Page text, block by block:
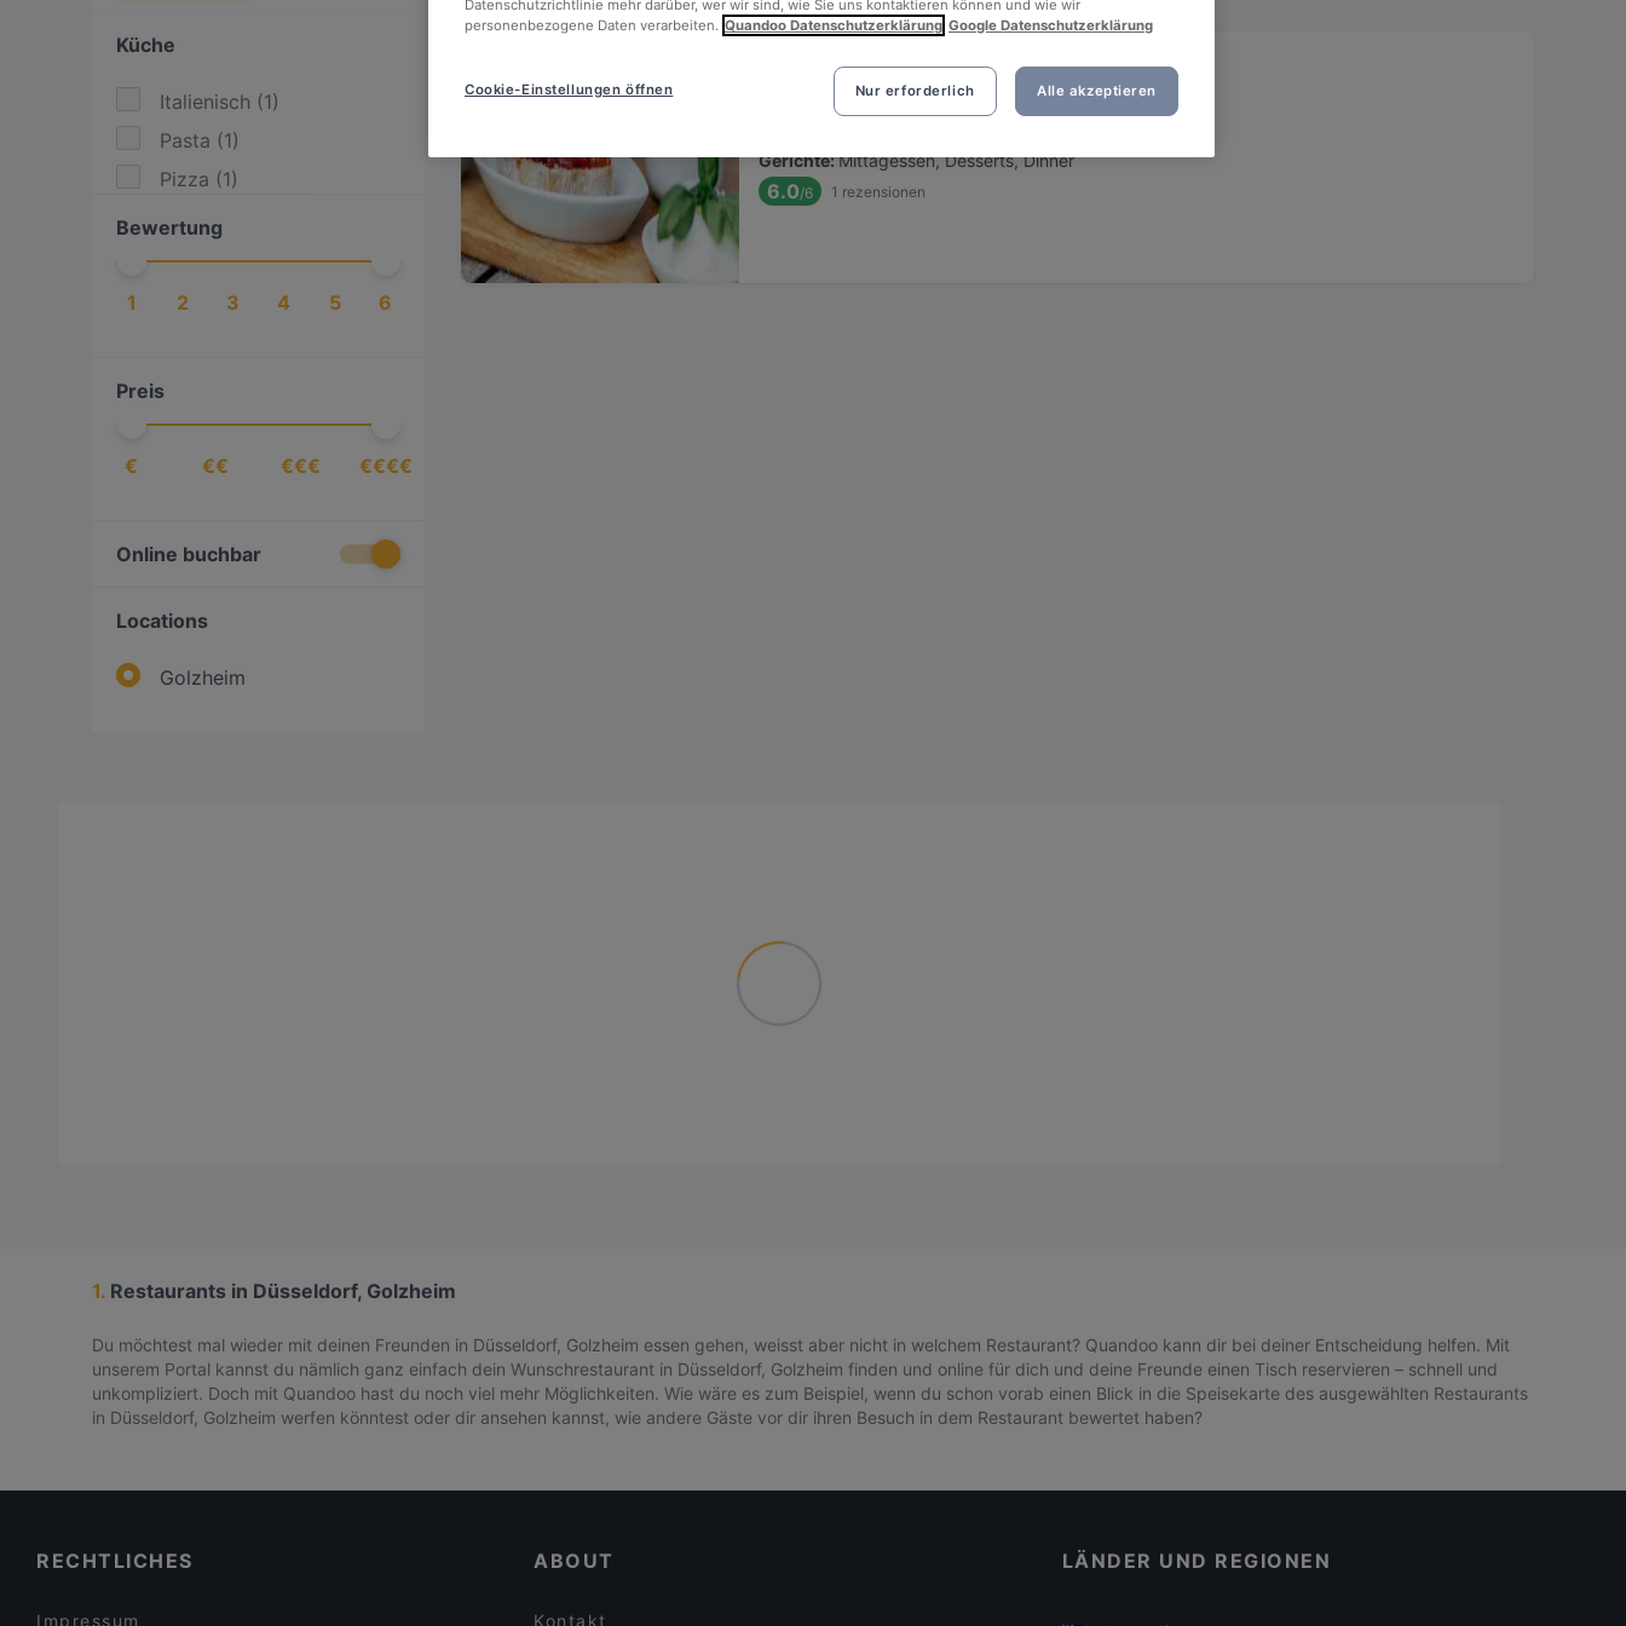
Küche
Italienisch (1)
Pasta (1)
Pizza (1)
Bewertung
1 2 3 4 5 6
Preis
€ €€ €€€ €€€€
Online buchbar
Locations
Golzheim
VAPIANO Düsseldorf Kaiserwerther Straße
Befindet sich in Golzheim
Gerichte:Mittagessen, Desserts, Dinner
6.0/6 1 rezensionen
1. Restaurants in Düsseldorf, Golzheim
Du möchtest mal wieder mit deinen Freunden in Düsseldorf, Golzheim essen gehen, weisst aber nicht in welchem Restaurant? Quandoo kann dir bei deiner Entscheidung helfen. Mit
unserem Portal kannst du nämlich ganz einfach dein Wunschrestaurant in Düsseldorf, Golzheim finden und online für dich und deine Freunde einen Tisch reservieren – schnell und
unkompliziert. Doch mit Quandoo hast du noch viel mehr Möglichkeiten. Wie wäre es zum Beispiel, wenn du schon vorab einen Blick in die Speisekarte des ausgewählten Restaurants
in Düsseldorf, Golzheim werfen könntest oder dir ansehen kannst, wie andere Gäste vor dir ihren Besuch in dem Restaurant bewertet haben?
RECHTLICHES
Impressum
ABOUT
Kontakt
LÄNDER UND REGIONEN
Datenschutzrichtlinie mehr darüber, wer wir sind, wie Sie uns kontaktieren können und wie wir
personenbezogene Daten verarbeiten. Quandoo Datenschutzerklärung Google Datenschutzerklärung
Nur erforderlich Alle akzeptieren
Cookie-Einstellungen öffnen